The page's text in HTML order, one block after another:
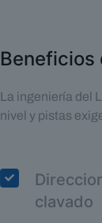
Beneficios
La ingeniería del
nivel y pistas
clavado